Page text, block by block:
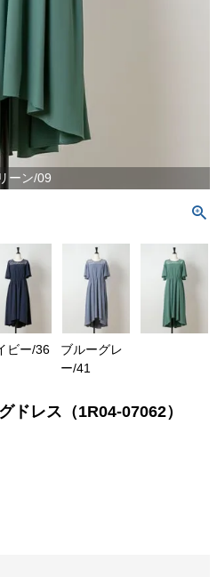
ーン/09
ビー/36
ブルーグレ
ー/41
ドレス（1R04-07062）